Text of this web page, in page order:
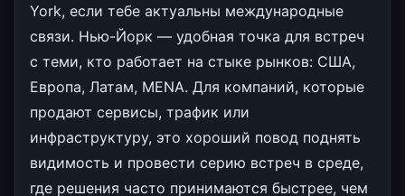
York, если тебе актуальны международные
связи. Нью-Йорк — удобная точка для встреч
с теми, кто работает на стыке рынков: США,
Европа, Латам, MENA. Для компаний, которые
продают сервисы, трафик или
инфраструктуру, это хороший повод поднять
видимость и провести серию встреч в среде,
где решения часто принимаются быстрее, чем